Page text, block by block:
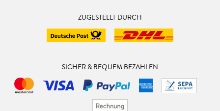
ZUGESTELLT DURCH
SICHER & BEQUEM BEZAHLEN